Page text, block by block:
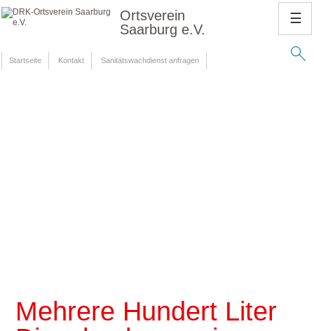
Ortsverein
Saarburg e.V.
Startseite Kontakt Sanitätswachdienst anfragen
☰
Mehrere Hundert Liter